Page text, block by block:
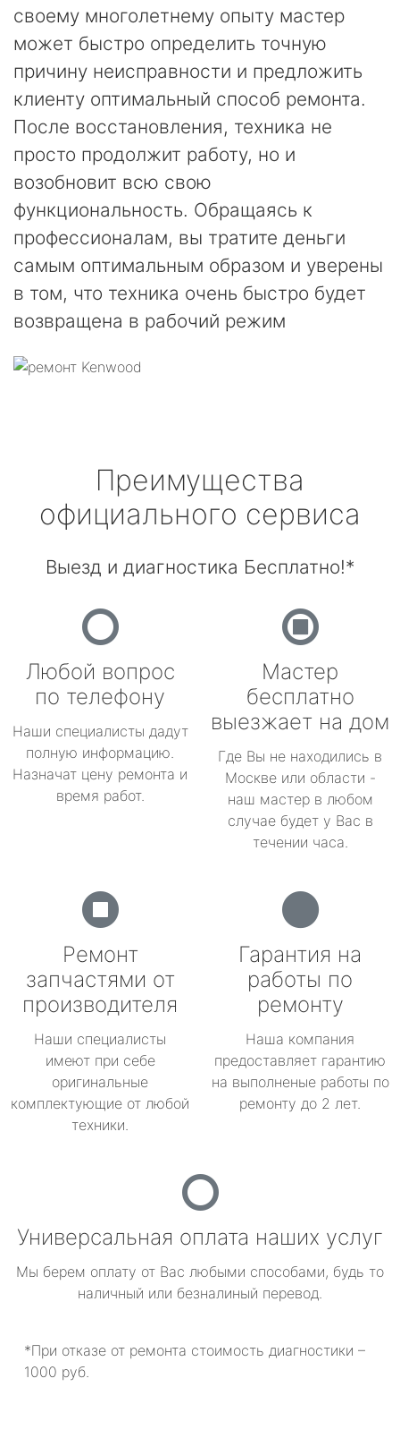
своему многолетнему опыту мастер
может быстро определить точную
причину неисправности и предложить
клиенту оптимальный способ ремонта.
После восстановления, техника не
просто продолжит работу, но и
возобновит всю свою
функциональность. Обращаясь к
профессионалам, вы тратите деньги
самым оптимальным образом и уверены
в том, что техника очень быстро будет
возвращена в рабочий режим
Преимущества
официального сервиса
Выезд и диагностика Бесплатно!*
Любой вопрос
по телефону
Наши специалисты дадут
полную информацию.
Назначат цену ремонта и
время работ.
Мастер
бесплатно
выезжает на дом
Где Вы не находились в
Москве или области -
наш мастер в любом
случае будет у Вас в
течении часа.
Ремонт
запчастями от
производителя
Наши специалисты
имеют при себе
оригинальные
комплектующие от любой
техники.
Гарантия на
работы по
ремонту
Наша компания
предоставляет гарантию
на выполненые работы по
ремонту до 2 лет.
Универсальная оплата наших услуг
Мы берем оплату от Вас любыми способами, будь то
наличный или безналиный перевод.
*При отказе от ремонта стоимость диагностики –
1000 руб.